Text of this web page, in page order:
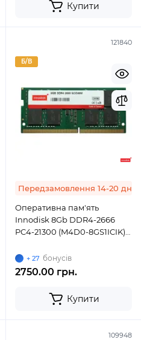
Купити
121840
Б/В
Передзамовлення 14-20 днів
Оперативна пам'ять
Innodisk 8Gb DDR4-2666
PC4-21300 (M4D0-8GS1ICIK)
+ 27 бонусів
2750.00 грн.
Купити
109948